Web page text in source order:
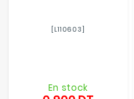
[L110603]
En stock